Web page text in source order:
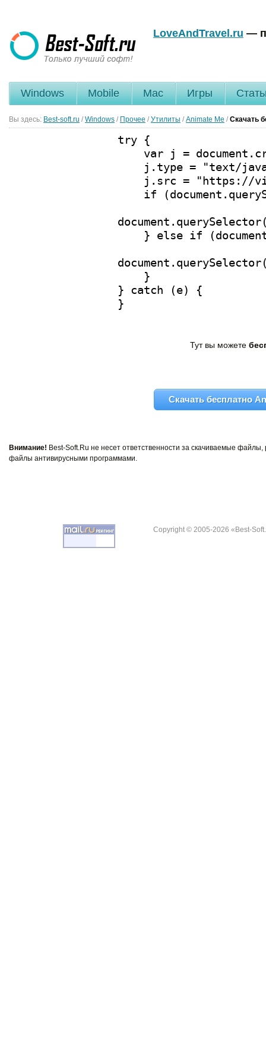
LoveAndTravel.ru —
Windows Mobile Mac Игры
Вы здесь: Best-soft.ru / Windows / Прочее / Утилиты / Animate Me / Скачать
Тут вы можете
Скачать бесплатно
Внимание! Best-Soft.Ru не несет ответственности за скачиваемые
файлы антивирусными программами.
Copyright © 2005-2026 «Best-